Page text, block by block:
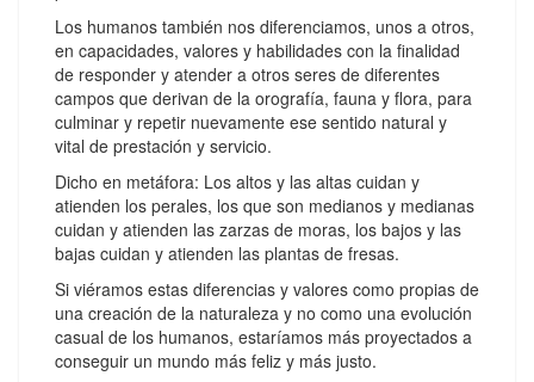
Los humanos también nos diferenciamos, unos a otros,
en capacidades, valores y habilidades con la finalidad
de responder y atender a otros seres de diferentes
campos que derivan de la orografía, fauna y flora, para
culminar y repetir nuevamente ese sentido natural y
vital de prestación y servicio.
Dicho en metáfora: Los altos y las altas cuidan y
atienden los perales, los que son medianos y medianas
cuidan y atienden las zarzas de moras, los bajos y las
bajas cuidan y atienden las plantas de fresas.
Si viéramos estas diferencias y valores como propias de
una creación de la naturaleza y no como una evolución
casual de los humanos, estaríamos más proyectados a
conseguir un mundo más feliz y más justo.